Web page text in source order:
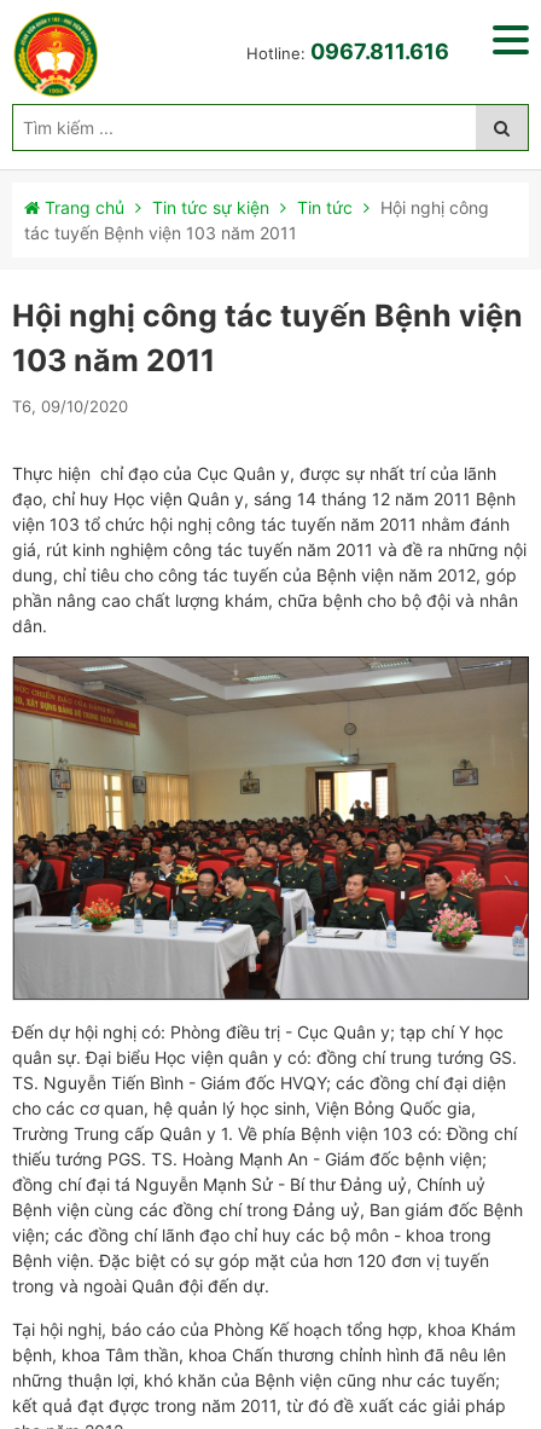
Hotline: 0967.811.616
Trang chủ Tin tức sự kiện Tin tức
Hội nghị công
tác tuyến Bệnh viện 103 năm 2011
Hội nghị công tác tuyến Bệnh viện
103 năm 2011
T6, 09/10/2020
Thực hiện chỉ đạo của Cục Quân y, được sự nhất trí của lãnh
đạo, chỉ huy Học viện Quân y, sáng 14 tháng 12 năm 2011 Bệnh
viện 103 tổ chức hội nghị công tác tuyến năm 2011 nhằm đánh
giá, rút kinh nghiệm công tác tuyến năm 2011 và đề ra những nội
dung, chỉ tiêu cho công tác tuyến của Bệnh viện năm 2012, góp
phần nâng cao chất lượng khám, chữa bệnh cho bộ đội và nhân
dân.
Đến dự hội nghị có: Phòng điều trị - Cục Quân y; tạp chí Y học
quân sự. Đại biểu Học viện quân y có: đồng chí trung tướng GS.
TS. Nguyễn Tiến Bình - Giám đốc HVQY; các đồng chí đại diện
cho các cơ quan, hệ quản lý học sinh, Viện Bỏng Quốc gia,
Trường Trung cấp Quân y 1. Về phía Bệnh viện 103 có: Đồng chí
thiếu tướng PGS. TS. Hoàng Mạnh An - Giám đốc bệnh viện;
đồng chí đại tá Nguyễn Mạnh Sử - Bí thư Đảng uỷ, Chính uỷ
Bệnh viện cùng các đồng chí trong Đảng uỷ, Ban giám đốc Bệnh
viện; các đồng chí lãnh đạo chỉ huy các bộ môn - khoa trong
Bệnh viện. Đặc biệt có sự góp mặt của hơn 120 đơn vị tuyến
trong và ngoài Quân đội đến dự.
Tại hội nghị, báo cáo của Phòng Kế hoạch tổng hợp, khoa Khám
bệnh, khoa Tâm thần, khoa Chấn thương chỉnh hình đã nêu lên
những thuận lợi, khó khăn của Bệnh viện cũng như các tuyến;
kết quả đạt đựợc trong năm 2011, từ đó đề xuất các giải pháp